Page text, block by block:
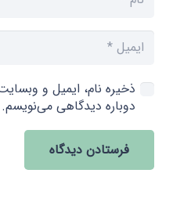
ذخیره نام، ایمیل و
دوباره دیدگاهی می‌نویسم.
فرستادن دیدگاه